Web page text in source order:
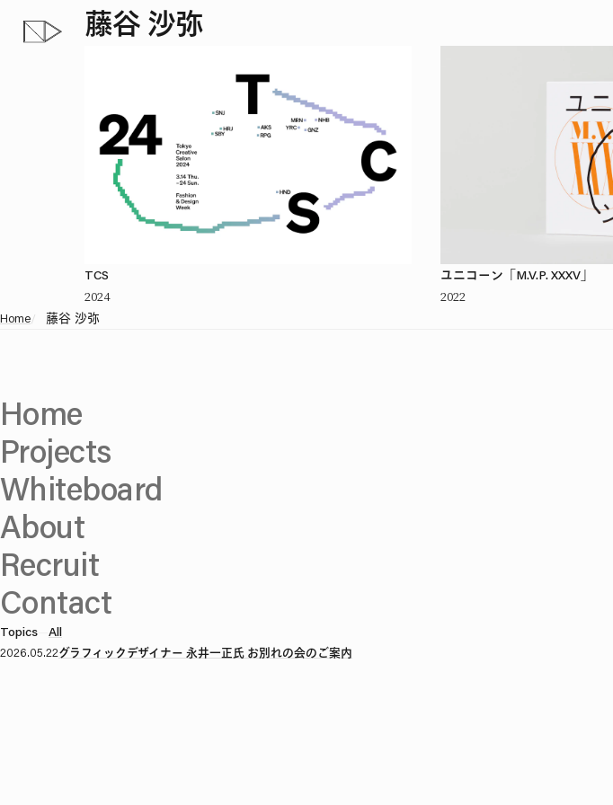
藤谷 沙弥
TCS
2024
ユニコーン「M.V.P. XXXV」
2022
Home/ 藤谷 沙弥
Home
Projects
Whiteboard
About
Recruit
Contact
Topics All
2026.05.22グラフィックデザイナー 永井一正氏 お別れの会のご案内